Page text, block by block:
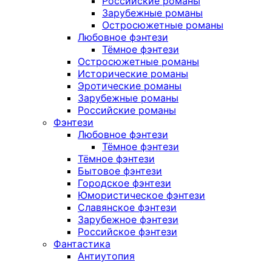
Зарубежные романы
Остросюжетные романы
Любовное фэнтези
Тёмное фэнтези
Остросюжетные романы
Исторические романы
Эротические романы
Зарубежные романы
Российские романы
Фэнтези
Любовное фэнтези
Тёмное фэнтези
Тёмное фэнтези
Бытовое фэнтези
Городское фэнтези
Юмористическое фэнтези
Славянское фэнтези
Зарубежное фэнтези
Российское фэнтези
Фантастика
Антиутопия